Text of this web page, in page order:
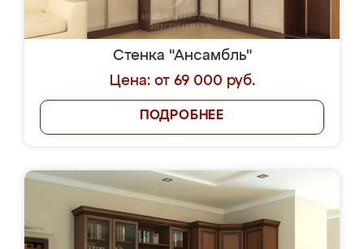
Стенка "Ансамбль"
Цена: от 69 000 руб.
ПОДРОБНЕЕ